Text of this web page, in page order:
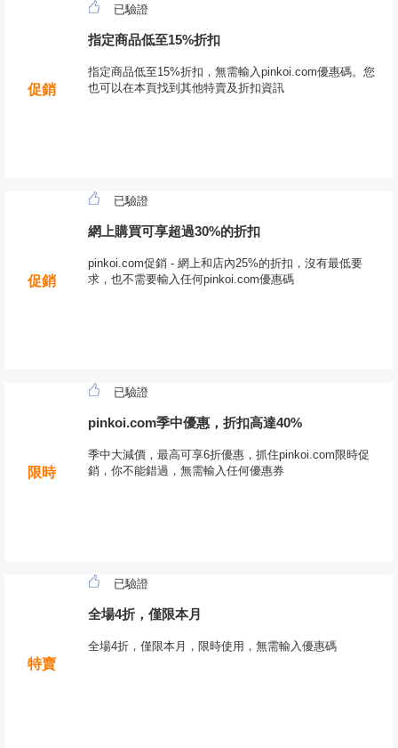
促銷
已驗證
指定商品低至15%折扣
指定商品低至15%折扣，無需輸入pinkoi.com優惠碼。您
也可以在本頁找到其他特賣及折扣資訊
促銷
已驗證
網上購買可享超過30%的折扣
pinkoi.com促銷 - 網上和店內25%的折扣，沒有最低要
求，也不需要輸入任何pinkoi.com優惠碼
限時
已驗證
pinkoi.com季中優惠，折扣高達40%
季中大減價，最高可享6折優惠，抓住pinkoi.com限時促
銷，你不能錯過，無需輸入任何優惠券
特賣
已驗證
全場4折，僅限本月
全場4折，僅限本月，限時使用，無需輸入優惠碼